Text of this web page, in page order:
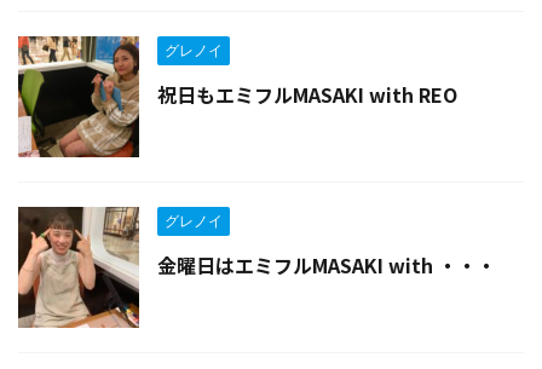
グレノイ
祝日もエミフルMASAKI with REO
グレノイ
金曜日はエミフルMASAKI with ・・・